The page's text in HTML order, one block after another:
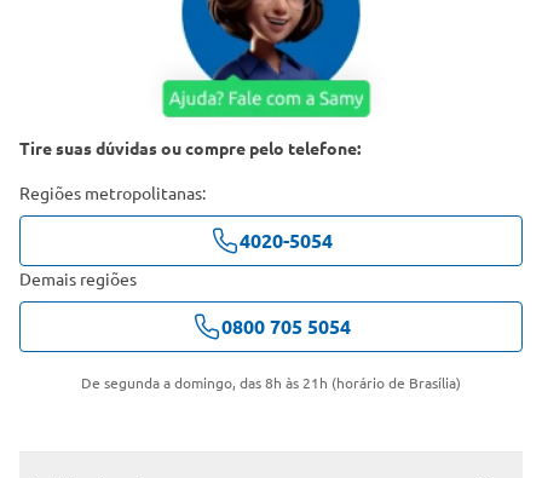
Tire suas dúvidas ou compre pelo telefone:
Regiões metropolitanas:
4020-5054
Demais regiões
0800 705 5054
De segunda a domingo, das 8h às 21h (horário de Brasília)